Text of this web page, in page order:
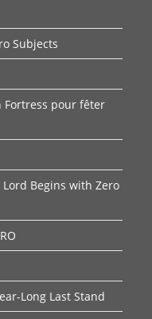
Subjects
Fortress pour fêter
Begins with Zero
Long Last Stand